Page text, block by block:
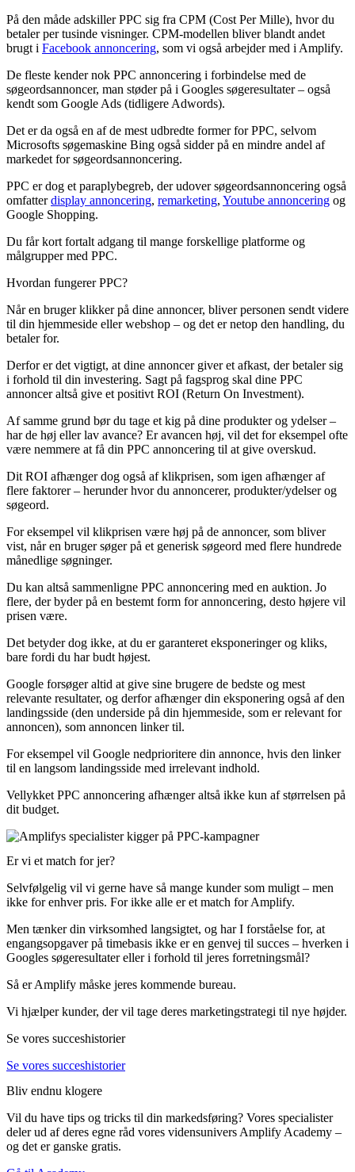
På den måde adskiller PPC sig fra CPM (Cost Per Mille), hvor du
betaler per tusinde visninger. CPM-modellen bliver blandt andet
brugt i Facebook annoncering, som vi også arbejder med i Amplify.
De fleste kender nok PPC annoncering i forbindelse med de
søgeordsannoncer, man støder på i Googles søgeresultater – også
kendt som Google Ads (tidligere Adwords).
Det er da også en af de mest udbredte former for PPC, selvom
Microsofts søgemaskine Bing også sidder på en mindre andel af
markedet for søgeordsannoncering.
PPC er dog et paraplybegreb, der udover søgeordsannoncering også
omfatterdisplay annoncering, remarketing, Youtube annoncering og
Google Shopping.
Du får kort fortalt adgang til mange forskellige platforme og
målgrupper med PPC.
Hvordan fungerer PPC?
Når en bruger klikker på dine annoncer, bliver personen sendt videre
til din hjemmeside eller webshop – og det er netop den handling, du
betaler for.
Derfor er det vigtigt, at dine annoncer giver et afkast, der betaler sig
i forhold til din investering. Sagt på fagsprog skal dine PPC
annoncer altså give et positivt ROI (Return On Investment).
Af samme grund bør du tage et kig på dine produkter og ydelser –
har de høj eller lav avance? Er avancen høj, vil det for eksempel ofte
være nemmere at få din PPC annoncering til at give overskud.
Dit ROI afhænger dog også af klikprisen, som igen afhænger af
flere faktorer – herunder hvor du annoncerer, produkter/ydelser og
søgeord.
For eksempel vil klikprisen være høj på de annoncer, som bliver
vist, når en bruger søger på et generisk søgeord med flere hundrede
månedlige søgninger.
Du kan altså sammenligne PPC annoncering med en auktion. Jo
flere, der byder på en bestemt form for annoncering, desto højere vil
prisen være.
Det betyder dog ikke, at du er garanteret eksponeringer og kliks,
bare fordi du har budt højest.
Google forsøger altid at give sine brugere de bedste og mest
relevante resultater, og derfor afhænger din eksponering også af den
landingsside (den underside på din hjemmeside, som er relevant for
annoncen), som annoncen linker til.
For eksempel vil Google nedprioritere din annonce, hvis den linker
til en langsom landingsside med irrelevant indhold.
Vellykket PPC annoncering afhænger altså ikke kun af størrelsen på
dit budget.
Er vi et match for jer?
Selvfølgelig vil vi gerne have så mange kunder som muligt – men
ikke for enhver pris. For ikke alle er et match for Amplify.
Men tænker din virksomhed langsigtet, og har I forståelse for, at
engangsopgaver på timebasis ikke er en genvej til succes – hverken i
Googles søgeresultater eller i forhold til jeres forretningsmål?
Så er Amplify måske jeres kommende bureau.
Vi hjælper kunder, der vil tage deres marketingstrategi til nye højder.
Se vores succeshistorier
Se vores succeshistorier
Bliv endnu klogere
Vil du have tips og tricks til din markedsføring? Vores specialister
deler ud af deres egne råd vores vidensunivers Amplify Academy –
og det er ganske gratis.